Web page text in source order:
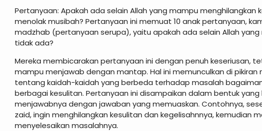
Pertanyaan: Apakah ada selain Allah yang mampu menghilangkan
menolak musibah? Pertanyaan ini memuat 10 anak pertanyaan,
madzhab (pertanyaan serupa), yaitu apakah ada selain Allah
tidak ada?
Mereka membicarakan pertanyaan ini dengan penuh keseriusan,
mampu menjawab dengan mantap. Hal ini memunculkan di
tentang kaidah-kaidah yang berbeda terhadap masalah
berbagai kesulitan. Pertanyaan ini disampaikan dalam bentuk
menjawabnya dengan jawaban yang memuaskan. Contohnya,
zaid, ingin menghilangkan kesulitan dan kegelisahnnya, kemudian
menyelesaikan masalahnya.